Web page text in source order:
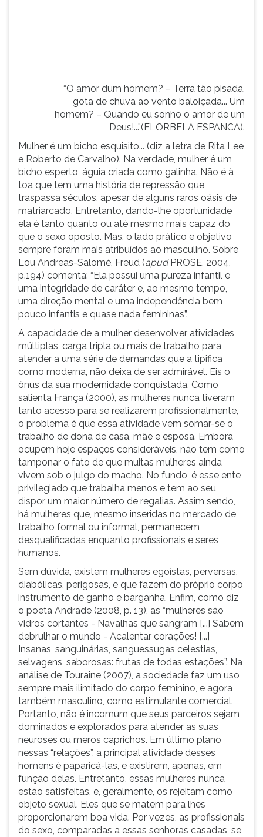
tecla
esquerda
para
continuar
pressione
(primeira
tecla
direita
Para
menu
principal
pressione
tecla
depois
Pressione
para
ouvir
essa
instrução
novamente.
“O amor dum homem? – Terra tão pisada,
gota de chuva ao vento baloiçada... Um
homem? – Quando eu sonho o amor de um
Deus!...”(FLORBELA ESPANCA).
Mulher é um bicho esquisito... (diz a letra de Rita Lee
e Roberto de Carvalho). Na verdade, mulher é um
bicho esperto, águia criada como galinha. Não é à
toa que tem uma história de repressão que
traspassa séculos, apesar de alguns raros oásis de
matriarcado. Entretanto, dando-lhe oportunidade
ela é tanto quanto ou até mesmo mais capaz do
que o sexo oposto. Mas, o lado prático e objetivo
sempre foram mais atribuídos ao masculino. Sobre
Lou Andreas-Salomé, Freud (apudPROSE, 2004,
p.194) comenta: “Ela possui uma pureza infantil e
uma integridade de caráter e, ao mesmo tempo,
uma direção mental e uma independência bem
pouco infantis e quase nada femininas”.
A capacidade de a mulher desenvolver atividades
múltiplas, carga tripla ou mais de trabalho para
atender a uma série de demandas que a tipifica
como moderna, não deixa de ser admirável. Eis o
ônus da sua modernidade conquistada. Como
salienta França (2000), as mulheres nunca tiveram
tanto acesso para se realizarem profissionalmente,
o problema é que essa atividade vem somar-se o
trabalho de dona de casa, mãe e esposa. Embora
ocupem hoje espaços consideráveis, não tem como
tamponar o fato de que muitas mulheres ainda
vivem sob o julgo do macho. No fundo, é esse ente
privilegiado que trabalha menos e tem ao seu
dispor um maior número de regalias. Assim sendo,
há mulheres que, mesmo inseridas no mercado de
trabalho formal ou informal, permanecem
desqualificadas enquanto profissionais e seres
humanos.
Sem dúvida, existem mulheres egoístas, perversas,
diabólicas, perigosas, e que fazem do próprio corpo
instrumento de ganho e barganha. Enfim, como diz
o poeta Andrade (2008, p. 13), as “mulheres são
vidros cortantes - Navalhas que sangram [...] Sabem
debrulhar o mundo - Acalentar corações! [...]
Insanas, sanguinárias, sanguessugas celestias,
selvagens, saborosas: frutas de todas estações”. Na
análise de Touraine (2007), a sociedade faz um uso
sempre mais ilimitado do corpo feminino, e agora
também masculino, como estimulante comercial.
Portanto, não é incomum que seus parceiros sejam
dominados e explorados para atender as suas
neuroses ou meros caprichos. Em último plano
nessas “relações”, a principal atividade desses
homens é paparicá-las, e existirem, apenas, em
função delas. Entretanto, essas mulheres nunca
estão satisfeitas, e, geralmente, os rejeitam como
objeto sexual. Eles que se matem para lhes
proporcionarem boa vida. Por vezes, as profissionais
do sexo, comparadas a essas senhoras casadas, se